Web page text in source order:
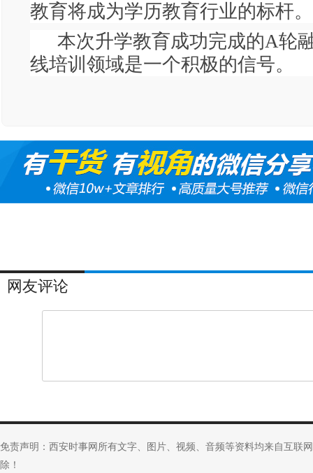
教育将成为学历教育行业的标杆
本次升学教育成功完成的A轮
线培训领域是一个积极的信号。
网友评论
免责声明：西安时事网所有文字、图片、视频、音频等资料均来自互联
除！